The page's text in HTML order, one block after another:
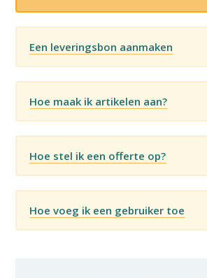
Een leveringsbon aanmaken
Hoe maak ik artikelen aan?
Hoe stel ik een offerte op?
Hoe voeg ik een gebruiker toe